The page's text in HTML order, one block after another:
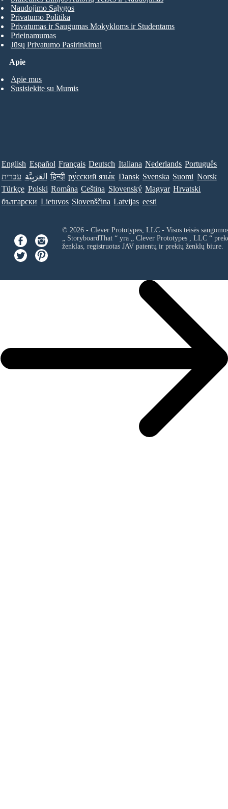
Apie
Apie mus
Susisiekite su Mumis
Naudojimo Sąlygos
Privatumo Politika
Privatumas ir Saugumas Mokykloms ir Studentams
Prieinamumas
Jūsų Privatumo Pasirinkimai
English Español Français Deutsch Italiana Nederlands Português
עברית العَرَبِيَّة हिन्दी ру́сский язы́к Dansk Svenska Suomi Norsk
Türkçe Polski Româna Ceština Slovenský Magyar Hrvatski
български Lietuvos Slovenščina Latvijas eesti
© 2026 - Clever Prototypes, LLC - Visos teisės
„ StoryboardThat “ yra „ Clever Prototypes , LLC“
ženklas, registruotas JAV patentų ir prekių ženklų biure.